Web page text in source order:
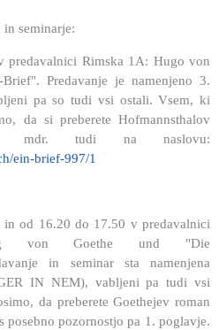
in seminarje:
predavalnici Rimska 1A: Hugo von
Predavanje je namenjeno 3.
pa so tudi vsi ostali. Vsem, ki
da si preberete Hofmannsthalov
mdr. tudi na naslovu:
ein-brief-997/1
od 16.20 do 17.50 v predavalnici
von Goethe und "Die
in seminar sta namenjena
IN NEM), vabljeni pa tudi vsi
da preberete Goethejev roman
posebno pozornostjo pa 1. poglavje.